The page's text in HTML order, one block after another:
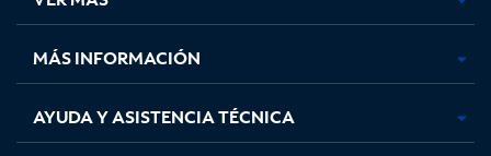
nuevanuevanuevanueva
MÁS INFORMACIÓN
AYUDA Y ASISTENCIA TÉCNICA